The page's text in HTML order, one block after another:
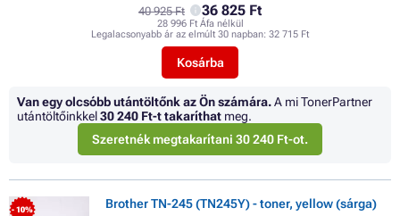
40 925 Ft 36 825 Ft
28 996 Ft Áfa nélkül
Legalacsonyabb ár az elmúlt 30 napban: 32 715 Ft
Kosárba
Van egy olcsóbb utántöltőnk az Ön számára.A mi TonerPartner
utántöltőinkkel30 240 Ft-t takaríthat meg.
Szeretnék megtakarítani 30 240 Ft-ot.
- 10% Brother TN-245 (TN245Y) - toner, yellow (sárga)